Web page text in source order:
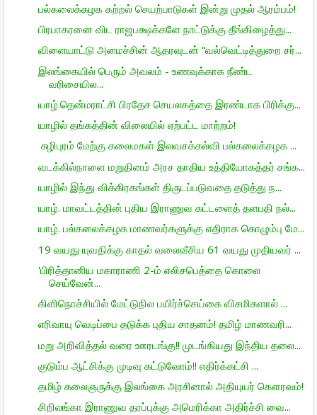
பல்கலைக்கழக கற்றல் செயற்பாடுகள் இன்று முதல் ஆரம்பம்!
பிரபாகரனை விட ராஜபக்ஷக்களே நாட்டுக்கு தீங்கிழைத்து...
விளையாட்டு அமைச்சின் ஆதரவுடன் “வல்வெட்டித்துறை சர்...
இலங்கையில் பெரும் அவலம் - உணவுக்காக நீண்ட
வரிசையில...
யாழ்.தென்மராட்சி பிரதேச செயலகத்தை இரண்டாக பிரிக்கு...
யாழில் தங்கத்தின் விலையில் ஏற்பட்ட மாற்றம்!
சுழிபுரம் மேற்கு கலைமகள் இலவசக்கல்வி பல்கலைக்கழக ...
வடக்கில்நாளை மறுதினம் அரச தாதிய உத்தியோகத்தர் சங்க...
யாழில் இந்து விக்கிரகங்கள் திருடப்படுவதை தடுத்து ந...
யாழ். மாவட்டத்தின் புதிய இராணுவ கட்டளைத் தளபதி நல்...
யாழ். பல்கலைக்கழக மாணவர்களுக்கு எதிராக கொழும்பு மே...
19 வயது யுவதிக்கு காதல் வலைவீசிய 61 வயது முதியவர் ...
'பிரித்தானிய மகாராணி 2-ம் எலிசபெத்தை கொலை
செய்வேன்...
கிளிநொச்சியில் மேட்டுநில பயிர்ச்செய்கை விசமிகளால் ...
எரிவாயு வெடிப்பை தடுக்க புதிய சாதனம்! தமிழ் மாணவரி...
மறு அறிவித்தல் வரை ஊரடங்கு!! முடங்கியது இந்திய தலை...
குடும்ப ஆட்சிக்கு முடிவு கட்டுவோம்!! எதிர்க்கட்சி ...
தமிழ் கலைஞருக்கு இலங்கை அரசினால் அதியுயர் கௌரவம்!
சிறிலங்கா இராணுவ தரப்புக்கு அமெரிக்கா அதிர்ச்சி வை...